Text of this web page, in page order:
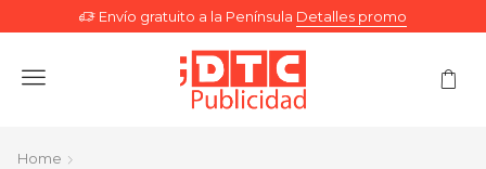
Envío gratuito a la Península Detalles promo
Menu
Home